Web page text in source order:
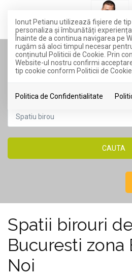
Ionut Petianu utilizează fişiere de
personaliza și îmbunătăți
Înainte de a continua navigarea pe
rugăm să aloci timpul necesar
conținutul Politicii de Cookie. Prin
Website-ul nostru confirmi
tip cookie conform Politicii de Cookie.
Politica de Confidentialitate
TIP TRANZACTIE
TIP PROPRIETATE
Spatiu birou
Spatii birouri
Bucuresti zona
Noi